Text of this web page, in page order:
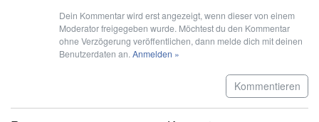
Dein Kommentar wird erst angezeigt, wenn dieser von einem
Moderator freigegeben wurde. Möchtest du den Kommentar
ohne Verzögerung veröffentlichen, dann melde dich mit deinen
Benutzerdaten an. Anmelden »
Kommentieren